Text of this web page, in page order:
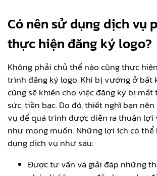
Có nên sử dụng dịch vụ
thực hiện đăng ký logo?
Không phải chủ thể nào cũng thực
trình đăng ký logo. Khi bị vướng ở bất
cũng sẽ khiến cho việc đăng ký bị mất
sức, tiền bạc. Do đó, thiết nghĩ bạn
vụ để quá trình được diễn ra thuận lợi
như mong muốn. Những lợi ích có thể
dụng dịch vụ như sau:
Được tư vấn và giải đáp những